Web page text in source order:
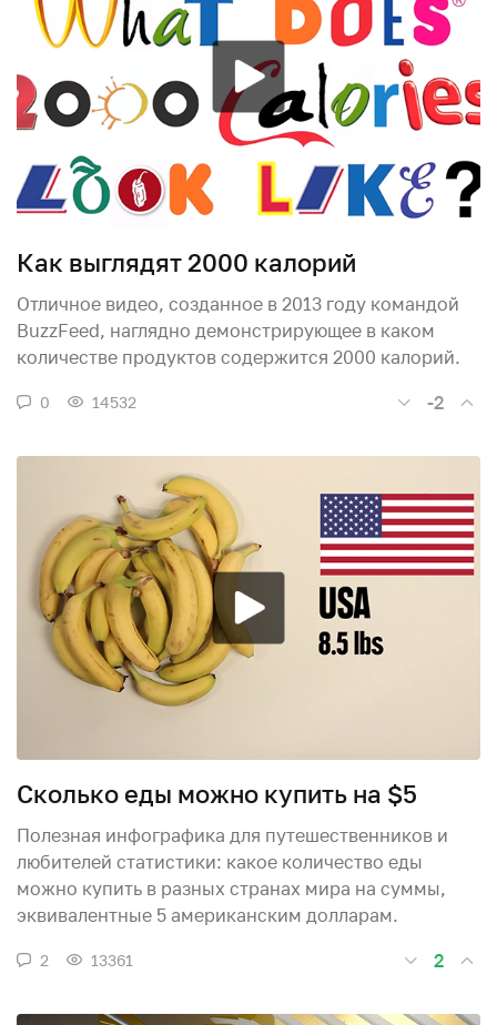
Как выглядят 2000 калорий
Отличное видео, созданное в 2013 году командой
BuzzFeed, наглядно демонстрирующее в каком
количестве продуктов содержится 2000 калорий.
0 14532 -2
Сколько еды можно купить на $5
Полезная инфографика для путешественников и
любителей статистики: какое количество еды
можно купить в разных странах мира на суммы,
эквивалентные 5 американским долларам.
2 13361 2